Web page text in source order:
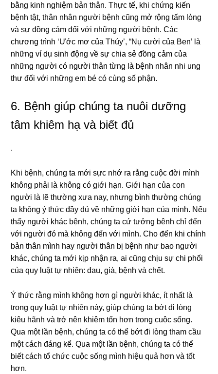
bằng kinh nghiệm bản thân. Thực tế, khi chứng kiến
bệnh tật, thân nhân người bệnh cũng mở rộng tấm lòng
và sự đồng cảm đối với những người bệnh. Các
chương trình ‘Ước mơ của Thúy’, “Nụ cười của Ben’ là
những ví dụ sinh động về sự chia sẻ đồng cảm của
những người có người thân từng là bệnh nhân nhi ung
thư đối với những em bé có cùng số phận.
6. Bệnh giúp chúng ta nuôi dưỡng
tâm khiêm hạ và biết đủ
.
Khi bệnh, chúng ta mới sực nhớ ra rằng cuộc đời mình
không phải là không có giới hạn. Giới hạn của con
người là lẽ thường xưa nay, nhưng bình thường chúng
ta không ý thức đầy đủ về những giới hạn của mình. Nếu
thấy người khác bệnh, chúng ta cứ tưởng bệnh chỉ đến
với người đó mà không đến với mình. Cho đến khi chính
bản thân mình hay người thân bị bệnh như bao người
khác, chúng ta mới kịp nhận ra, ai cũng chịu sự chi phối
của quy luật tự nhiên: đau, già, bệnh và chết.
Ý thức rằng mình không hơn gì người khác, ít nhất là
trong quy luật tự nhiên này, giúp chúng ta bớt đi lòng
kiêu hãnh và trở nên khiêm tốn hơn trong cuộc sống.
Qua một lần bệnh, chúng ta có thể bớt đi lòng tham cầu
một cách đáng kể. Qua một lần bệnh, chúng ta có thể
biết cách tổ chức cuộc sống mình hiệu quả hơn và tốt
hơn.